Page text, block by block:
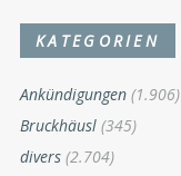
KATEGORIEN
Ankündigungen (1.906)
Bruckhäusl (345)
divers (2.704)